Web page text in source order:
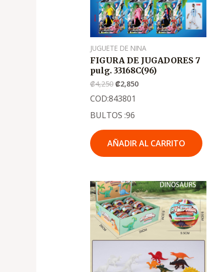
JUGUETE DE NINA
FIGURA DE JUGADORES 7
pulg. 33168C(96)
₡4,250 ₡2,850
COD:843801
BULTOS :96
AÑADIR AL CARRITO
El
precio
original
era:
.
₡1,100
El
precio
actual
es:
.
₡750